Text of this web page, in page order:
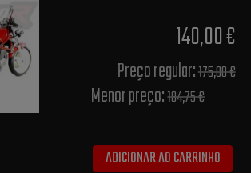
140,00 €
Preço regular:175,00 €
Menor preço:184,75 €
ADICIONAR AO CARRINHO